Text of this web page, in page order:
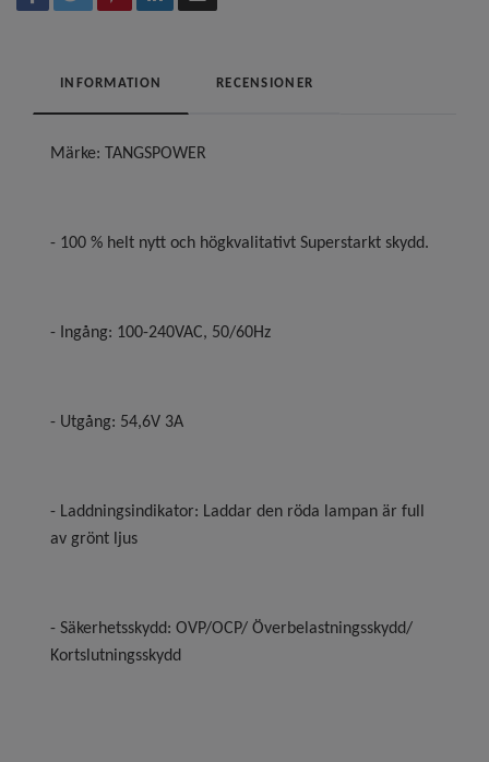
INFORMATION RECENSIONER
Märke: TANGSPOWER
- 100 % helt nytt och högkvalitativt Superstarkt skydd.
- Ingång: 100-240VAC, 50/60Hz
- Utgång: 54,6V 3A
- Laddningsindikator: Laddar den röda lampan är full
av grönt ljus
- Säkerhetsskydd: OVP/OCP/ Överbelastningsskydd/
Kortslutningsskydd